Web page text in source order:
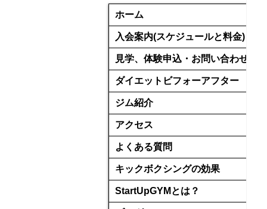
ホーム
入会案内(スケジュールと料金)
見学、体験申込・お問い合わせ
ダイエットビフォーアフター
ジム紹介
アクセス
よくある質問
キックボクシングの効果
StartUpGYMとは？